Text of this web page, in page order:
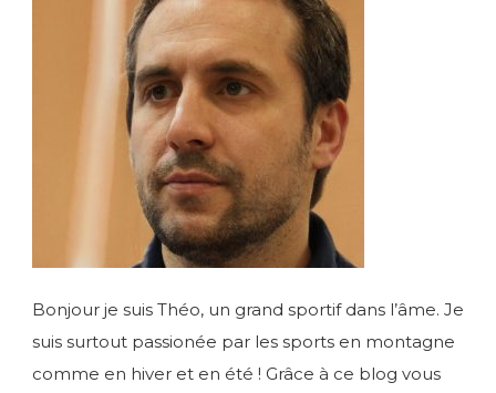
Bonjour je suis Théo, un grand sportif dans l’âme. Je
suis surtout passionée par les sports en montagne
comme en hiver et en été ! Grâce à ce blog vous